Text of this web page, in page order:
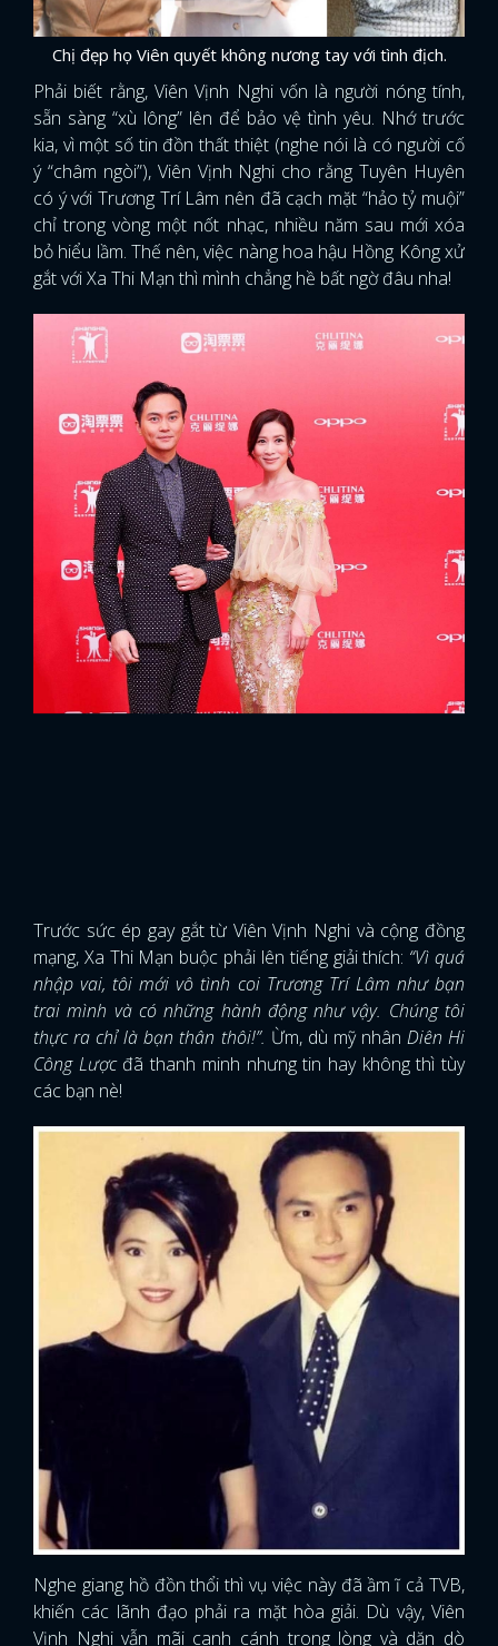
Chị đẹp họ Viên quyết không nương tay với tình địch.
Phải biết rằng, Viên Vịnh Nghi vốn là người nóng tính,
sẵn sàng “xù lông” lên để bảo vệ tình yêu. Nhớ trước
kia, vì một số tin đồn thất thiệt (nghe nói là có người cố
ý “châm ngòi”), Viên Vịnh Nghi cho rằng Tuyên Huyên
có ý với Trương Trí Lâm nên đã cạch mặt “hảo tỷ muội”
chỉ trong vòng một nốt nhạc, nhiều năm sau mới xóa
bỏ hiểu lầm. Thế nên, việc nàng hoa hậu Hồng Kông xử
gắt với Xa Thi Mạn thì mình chẳng hề bất ngờ đâu nha!
Trước sức ép gay gắt từ Viên Vịnh Nghi và cộng đồng
mạng, Xa Thi Mạn buộc phải lên tiếng giải thích: “Vì quá
nhập vai, tôi mới vô tình coi Trương Trí Lâm như bạn
trai mình và có những hành động như vậy. Chúng tôi
thực ra chỉ là bạn thân thôi!”. Ừm, dù mỹ nhân Diên Hi
Công Lượcđã thanh minh nhưng tin hay không thì tùy
các bạn nè!
Nghe giang hồ đồn thổi thì vụ việc này đã ầm ĩ cả TVB,
khiến các lãnh đạo phải ra mặt hòa giải. Dù vậy, Viên
Vịnh Nghi vẫn mãi canh cánh trong lòng và dặn dò